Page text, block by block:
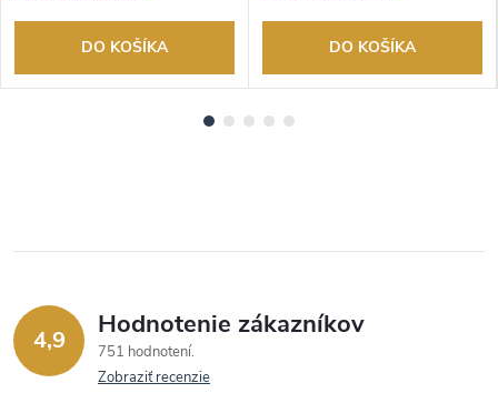
DO KOŠÍKA DO KOŠÍKA
4,9 Hodnotenie zákazníkov
751 hodnotení
Zobraziť recenzie